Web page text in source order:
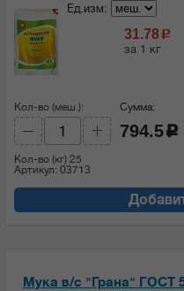
Ед.изм:
31.78c
за 1 кг
Кол-во (меш.):
Кол-во (кг) 25
Артикул: 03713
Сумма:
794.5 c
Мука в/с "Грана" ГОСТ